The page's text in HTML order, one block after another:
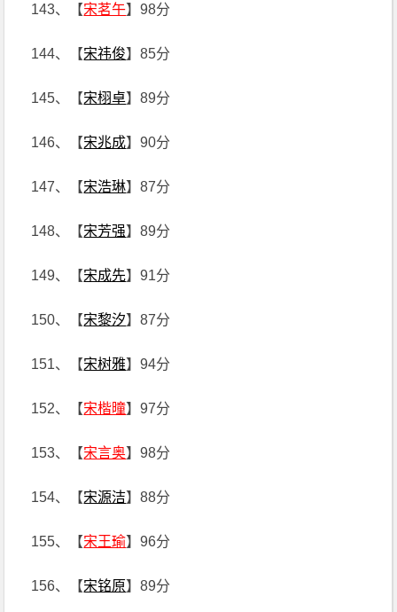
143、【宋茗午】98分
144、【宋祎俊】85分
145、【宋栩卓】89分
146、【宋兆成】90分
147、【宋浩琳】87分
148、【宋芳强】89分
149、【宋成先】91分
150、【宋黎汐】87分
151、【宋树雅】94分
152、【宋楷曈】97分
153、【宋言奥】98分
154、【宋源洁】88分
155、【宋王瑜】96分
156、【宋铭原】89分